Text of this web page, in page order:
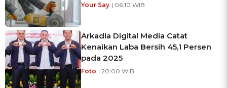
Your Say | 06:10 WIB
Arkadia Digital Media Catat
Kenaikan Laba Bersih 45,1 Persen
pada 2025
Foto | 20:00 WIB